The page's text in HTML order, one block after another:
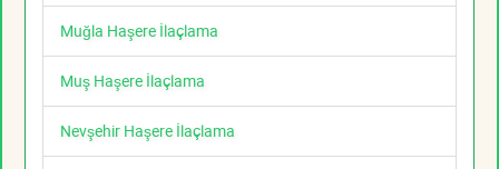
Muğla Haşere İlaçlama
Muş Haşere İlaçlama
Nevşehir Haşere İlaçlama